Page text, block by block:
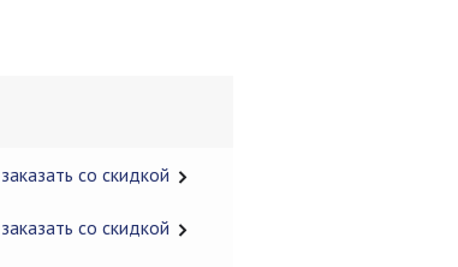
заказать со скидкой
заказать со скидкой